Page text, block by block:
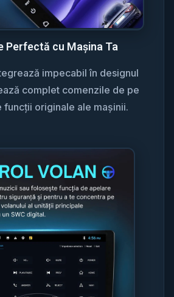
Perfectă cu Mașina Ta
impecabil în designul
complet comenzile de pe
funcții originale ale mașinii.